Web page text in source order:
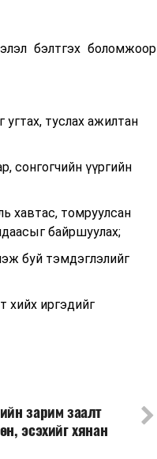
бэлтгэх боломжоор
туслах ажилтан
сонгогчийн үүргийн
хавтас, томруулсан
байршуулах;
буй тэмдэглэлийг
хийх иргэдийг
зарим заалт
эсэхийг хянан